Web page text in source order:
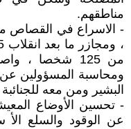
مناطقهم.
- الاسراع في القصاص
البشير ومن معه للجنائبة
- تحسين الأوضاع
عن الوقود والسلع